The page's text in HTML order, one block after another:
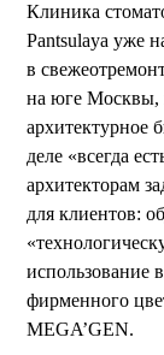
Клиника
Pantsulaya уже
в
на юге Москвы,
архитектурное
деле «всегда
архитекторам
для клиентов:
использование
фирменного
MEGA’GEN.